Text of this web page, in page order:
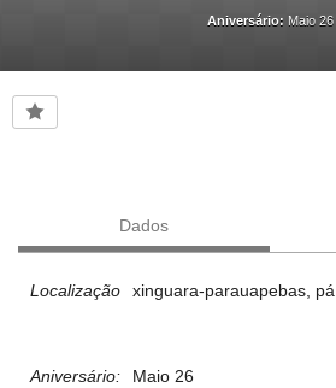
Aniversário: Maio 26
Dados
Localização xinguara-parauapebas, pá
Aniversário: Maio 26